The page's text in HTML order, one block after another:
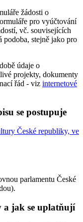
žádosti o
pro vyúčtování
vč. souvisejících
podoba, stejně jako pro
údaje o
projekty, dokumenty
řád - viz internetové
se postupuje
České republiky, ve
parlamentu České
a jak se uplatňují